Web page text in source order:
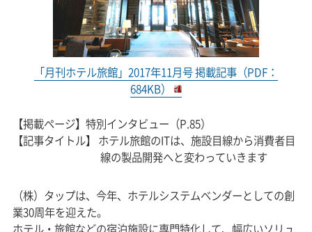
「月刊ホテル旅館」2017年11月号 掲載記事（PDF：
684KB）
【掲載ページ】特別インタビュー（P.85）
【記事タイトル】 ホテル旅館のITは、施設目線から消費者目
線の製品開発へと変わっていきます
（株）タップは、今年、ホテルシステムベンダーとしての創
業30周年を迎えた。